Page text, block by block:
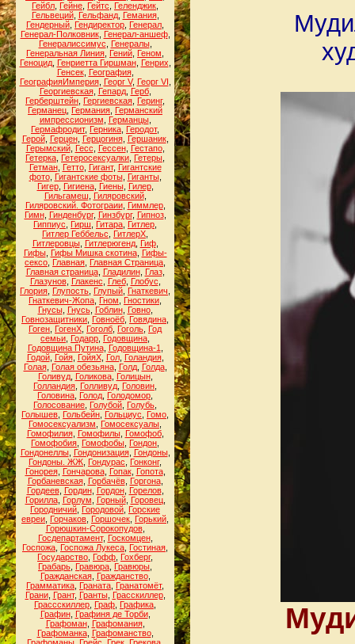
Гейбл Гейне Гейтс Геленджик
Гельвеций, Гельфанд, Гемания,
Гендерный Гендиректор Генерал
Генерал-Полковник, Генерал-аншеф,
Генералиссимус
Генералы,
Генеральная Линия Гений Геном
Геноцид, Генриетта Гиршман, Генрих
Генсек, География,
ГеографияИмперия, Георг V, Георг VI
Георгиевская, Гепард, Герб,
Герберштейн Гергиевская Геринг,
Германец Германия Германский
импрессионизм
Германцы,
Гермафродит, Герника Геродот,
Герой, Герцен, Герцогиня, Гершаник,
Герымский, Гесс Гессен, Гестапо,
Гетерка Гетеросексуалки Гетеры
Гетман, Гетто, Гигант, Гигантские
фото, Гигантские фоты, Гиганты,
Гигер, Гигиена, Гиены, Гилер,
Гильгамеш
Гиляровский,
Гиляровский. Фотограии, Гиммлер,
Гимн, Гинденбург, Гинзбург, Гипноз,
Гиппиус
Гирш Гитара Гитлер
Гитлер Геббельс
ГитлерХ
Гитлеровцы, Гитлерюгенд, Гиф,
Гифы, Гифы Мишка скотина, Гифы-
сексо Главная Главная Страница
Главная страница, Гладилин, Глаз,
Глазунов, Глакенс Глеб, Глобус
Глория Глупость Глупый Гнаткевич
Гнаткевич-Жопа Гном Гностики
Гнусы, Гнусь, Гоблин, Говно,
Говнозащитники Говноёб Говядина
Гоген ГогенХ Гоголб Гоголь Год
семьи Годарр Годовщина
Годовщина Путина, Годовщина-1
Годой, Гойя, ГойяХ, Гол, Голандия,
Голая, Голая обезьяна, Голд, Голда,
Голивуд, Голикова, Голицын,
Голландия Голливуд Головин
Головина Голод Голодомор
Голосование Голубой Голубь
Голышев Гольбейн Гольциус Гомо
Гомосексуализм
Гомосексуалы
Гомофилия, Гомофилы, Гомофоб,
Гомофобия Гомофобы Гондон
Гондонеллы, Гондонизация, Гондоны,
Гондоны. ЖЖ Гондурас Гонконг,
Гонорея, Гончарова, Гопак, Гопота,
Горбаневская, Горбачёв, Горгона,
Гордеев, Гордин, Гордон, Горелов,
Горилла, Горлум Горный, Горовец,
Городничий Городовой Горские
евреи Горчаков Горшочек Горький
Горюшкин-Сорокопудов,
Госдепартамент, Госкомцен,
Госпожа Госпожа Лукеса Гостиная
Государство Гофф Гохберг,
Грабарь Гравюра Гравюры
Гражданская, Гражданство,
Грамматика Граната Гранатомёт,
Грани, Грант, Гранты, Грасскиллер,
Грассскиллер Граф Графика
Графин, Графиня де Торби,
Графоман, Графомания,
Графоманка, Графоманство,